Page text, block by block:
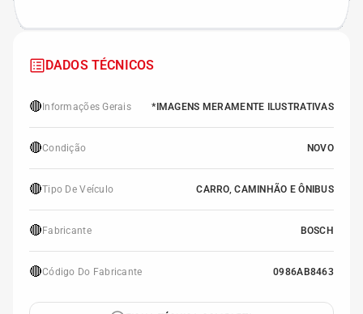
DADOS TÉCNICOS
🔴 Informações Gerais *IMAGENS MERAMENTE ILUSTRATIVAS
🔴Condição NOVO
🔴Tipo De Veículo CARRO, CAMINHÃO E ÔNIBUS
🔴 Fabricante BOSCH
🔴Código Do Fabricante 0986AB8463